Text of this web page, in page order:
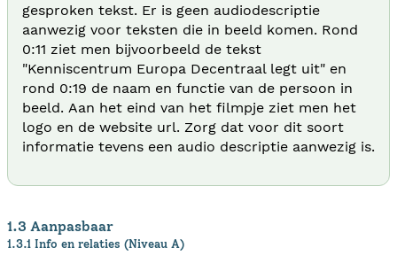
gesproken tekst. Er is geen audiodescriptie
aanwezig voor teksten die in beeld komen. Rond
0:11 ziet men bijvoorbeeld de tekst
"Kenniscentrum Europa Decentraal legt uit" en
rond 0:19 de naam en functie van de persoon in
beeld. Aan het eind van het filmpje ziet men het
logo en de website url. Zorg dat voor dit soort
informatie tevens een audio descriptie aanwezig is.
1.3 Aanpasbaar
1.3.1 Info en relaties (Niveau A)